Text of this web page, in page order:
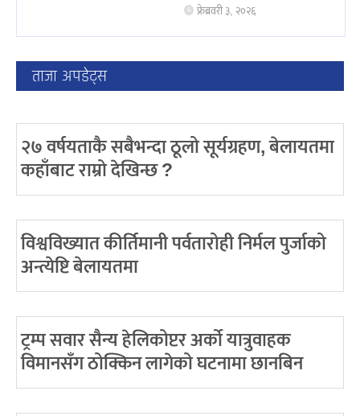
फ्रेब्रवरी ३, २०२६
ताजा अपडेट्स
२७ वर्षयताकै सबैभन्दा ठूलो सूर्यग्रहण, बेलायतमा
कहाँबाट राम्रो देखिन्छ ?
विश्वविख्यात कीर्तिमानी पर्वतारोही निर्मल पुर्जाको
अन्त्येष्टि बेलायतमा
ट्रम्प सवार सैन्य हेलिकोप्टर अर्को यात्रुवाहक
विमानसँग ठोक्किन लागेको घटनामा छानबिन